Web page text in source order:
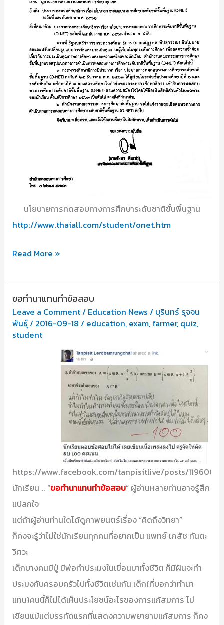
นโยบายการทดสอบทางการศึกษาระดับชาติขั้นพื้นฐาน
http://www.thaiall.com/student/onet.htm
เด็ก
โอ
เน็ต
แต่
Read More »
ขอทำนาแทนทำข้อสอบ
Leave a Comment/ Education News / บุรินทร์ รุจจน
พันธุ์/ 2016-09-18/ education, exam, farmer, quiz,
student
https://www.facebook.com/tanpisitlive/posts/
นักเรียน .. “ขอทำนาแทนทำข้อสอบ” ผู้อ่านหลายท่านอาจรู้สึก
แปลกใจ
แต่ถ้าผู้อ่านท่านใดได้ดูภาพยนตร์เรื่อง “คิดถึงวิทยา”
ก็คงจะรู้ว่าไม่ใช่นักเรียนทุกคนที่อยากเป็น แพทย์ เภสัช ทันตะ
วิศวะ
เด็กบางคนมีปู่ มีพ่อทำประมงในเขื่อนมาทั้งชีวิต ก็มีฝันจะทำ
ประมงกับครอบครัวไปทั้งชีวิตเช่นกัน เด็ก(ที่บอกว่าทำนา
แทน)คนนี้ก็ไม่ได้เห็นประโยชน์อะไรของการแก้สมการ ไม่
เขียนแม้แต่บรรทัดแรกที่แสดงความพยายามแก้สมการ ก็คง